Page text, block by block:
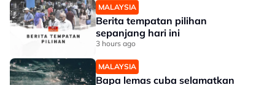
MALAYSIA
Berita tempatan pilihan
sepanjang hari ini
3 hours ago
MALAYSIA
Bapa lemas cuba selamatkan